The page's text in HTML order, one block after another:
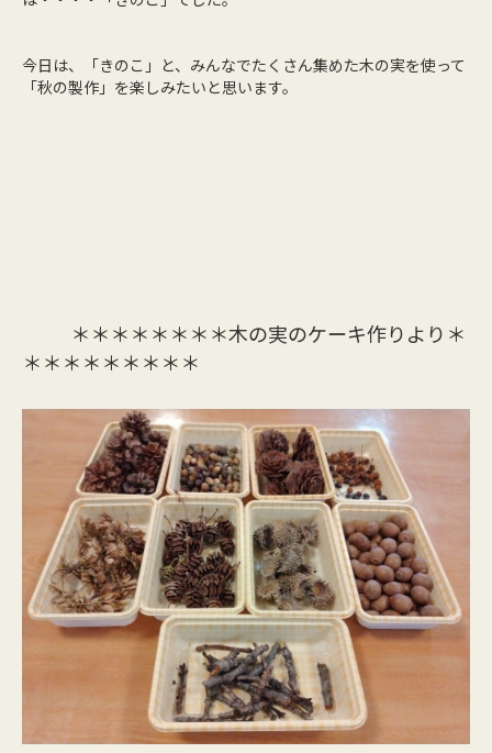
今日は、「きのこ」と、みんなでたくさん集めた木の実を使って
「秋の製作」を楽しみたいと思います。
＊＊＊＊＊＊＊＊木の実のケーキ作りより＊
＊＊＊＊＊＊＊＊＊